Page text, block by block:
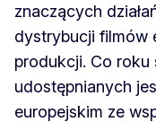
znaczących
dystrybucji filmów
produkcji. Co
udostępnianych
europejskim ze